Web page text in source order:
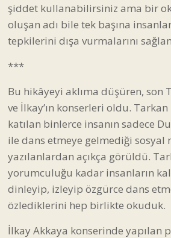
şiddet kullanabilirsiniz ama bir
oluşan adı bile tek başına
tepkilerini dışa vurmalarını
***
Bu hikâyeyi aklıma düşüren, son
ve İlkay’ın konserleri oldu.
katılan binlerce insanın sadece
ile dans etmeye gelmediği sosyal
yazılanlardan açıkça görüldü.
yorumculuğu kadar insanların
dinleyip, izleyip özgürce dans
özlediklerini hep birlikte okuduk.
İlkay Akkaya konserinde yapılan